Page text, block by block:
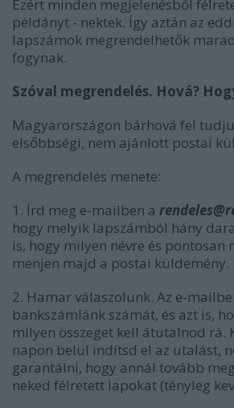
Ezért minden megjelenésből
példányt - nektek. Így aztán az
lapszámok megrendelhetők
fogynak.
Szóval megrendelés. Hová?
Magyarországon bárhová fel
elsőbbségi, nem ajánlott postai
A megrendelés menete:
1. Írd meg e-mailben a
hogy melyik lapszámból hány
is, hogy milyen névre és pontosan
menjen majd a postai küldemény.
2. Hamar válaszolunk. Az e-
bankszámlánk számát, és azt is,
milyen összeget kell átutalnod rá.
napon belül indítsd el az utalást,
garantálni, hogy annál tovább
neked félretett lapokat (tényleg